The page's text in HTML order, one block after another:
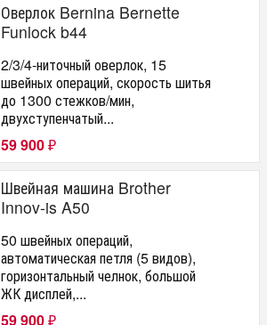
Оверлок Bernina Bernette
Funlock b44
2/3/4-ниточный оверлок, 15
швейных операций, скорость шитья
до 1300 стежков/мин,
двухступенчатый...
59 900 ₽
Швейная машина Brother
Innov-is A50
50 швейных операций,
автоматическая петля (5 видов),
горизонтальный челнок, большой
ЖК дисплей,...
59 900 ₽